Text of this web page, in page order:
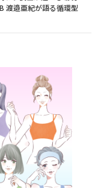
渡邉亜紀が語る循環型